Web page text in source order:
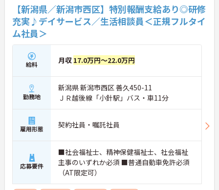
■ 残業ほぼなしで無理なく働ける！
日々の働きやすさを大切にしている環境です。
・シフト制で毎月の公休をしっかり確保
・年間休日107日＋リフレッシュ休暇あり
■ 未経験から相談員デビューOK！
初めての方も安心してスタートできます。
・資格があれば未経験から挑戦可能
・OJT中心で先輩がしっかりフォロー
・研修や面談で継続的にスキルアップ
→ 一歩ずつ成長できる体制が整っています
幅広い役割で活躍できるポジションです。
・ケアプラン調整や契約対応に関われる
・医療機関や地域との連携業務あり
【新潟県／新潟市西区】特別報酬支給あり◎研修
充実♪デイサービス／生活相談員＜正規フルタイ
ム社員＞
給料 月収 17.0万円～22.0万円
勤務地
新潟県 新潟市西区 善久450-11
ＪＲ越後線「小針駅」バス・車11分
雇用形態 契約社員・嘱託社員
応募要件
■社会福祉士、精神保健福祉士、社会福祉
主事のいずれか必須 ■普通自動車免許必須
（AT限定可）